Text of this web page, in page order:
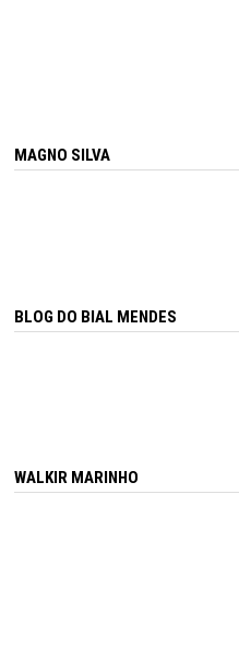
MAGNO SILVA
BLOG DO BIAL MENDES
WALKIR MARINHO